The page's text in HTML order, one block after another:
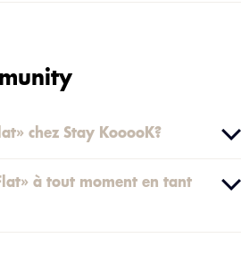
chez Stay KooooK?
à tout moment en tant